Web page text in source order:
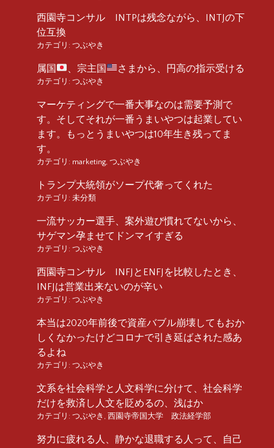
西園寺コンサル INTPは残念ながら、INTJの下
位互換
カテゴリ: つぶやき
属国 、宗主国 さまから、円高の指示受ける
カテゴリ: つぶやき
マーケティングで一番大事なのは需要予測で
す。そしてそれが一番うまいやつは起業してい
ます。もっとうまいやつは10年生き残ってま
す。
カテゴリ: marketing つぶやき
トランプ大統領がソープ代奢ってくれた
カテゴリ: 未分類
一流サッカー選手、案外遊び慣れてないから、
サゲマン孕ませてドンマイすぎる
カテゴリ: つぶやき
西園寺コンサル INFJとENFJを比較したとき、
INFJは営業出来ないのが辛い
カテゴリ: つぶやき
本当は2020年前後で資産バブル崩壊してもおか
しくなかったけどコロナで引き延ばされた感あ
るよね
カテゴリ: つぶやき
文系を社会科学と人文科学に分けて、社会科学
だけを救済し人文を貶めるの、浅はか
カテゴリ: つぶやき 西園寺帝国大学 政法経学部
努力に疲れる人、静かな退職する人って、自己